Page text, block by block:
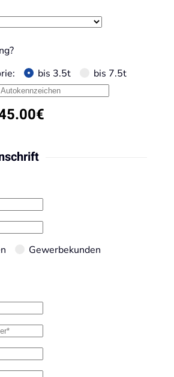
bis 3.5t
bis 7.5t
€
Gewerbekunden